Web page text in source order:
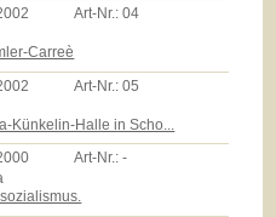
Art-Nr.:04
Carreè
Art-Nr.:05
Künkelin-Halle in Scho...
Art-Nr.:-